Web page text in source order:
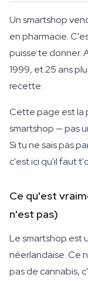
Un smartshop
en pharmacie.
puisse te donner.
1999, et 25 ans
recette.
Cette page est la
smartshop — pas
Si tu ne sais pas
c'est ici qu'il faut
Ce qu'est
n'est pas)
Le smartshop est
néerlandaise. Ce
pas de cannabis,